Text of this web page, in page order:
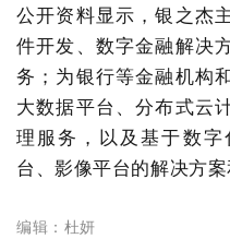
公开资料显示，银之杰
件开发、数字金融解决
务；为银行等金融机构
大数据平台、分布式云
理服务，以及基于数
台、影像平台的解决方案
编辑：杜妍